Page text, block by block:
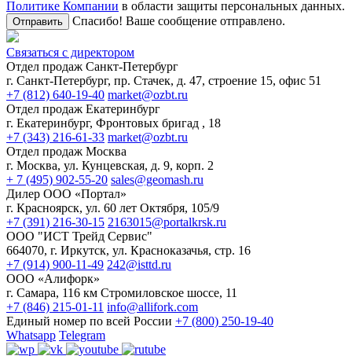
Политике Компании в области защиты персональных данных.
Отправить Спасибо! Ваше сообщение отправлено.
Связаться с директором
Отдел продаж Санкт-Петербург
г. Санкт-Петербург, пр. Стачек, д. 47, строение 15, офис 51
+7 (812) 640-19-40 market@ozbt.ru
Отдел продаж Екатеринбург
г. Екатеринбург, Фронтовых бригад , 18
+7 (343) 216-61-33 market@ozbt.ru
Отдел продаж Москва
г. Москва, ул. Кунцевская, д. 9, корп. 2
+ 7 (495) 902-55-20 sales@geomash.ru
Дилер ООО «Портал»
г. Красноярск, ул. 60 лет Октября, 105/9
+7 (391) 216-30-15 2163015@portalkrsk.ru
ООО "ИСТ Трейд Сервис"
664070, г. Иркутск, ул. Красноказачья, стр. 16
+7 (914) 900-11-49 242@isttd.ru
ООО «Алифорк»
г. Самара, 116 км Стромиловское шоссе, 11
+7 (846) 215-01-11 info@allifork.com
Единый номер по всей России +7 (800) 250-19-40
Whatsapp Telegram